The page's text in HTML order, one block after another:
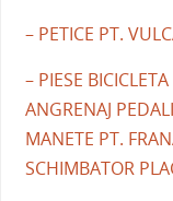
– PETICE PT.
– PIESE
ANGRENAJ
MANETE PT.
SCHIMBATOR